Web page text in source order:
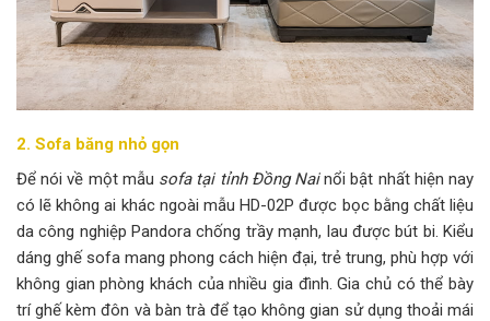
2. Sofa băng nhỏ gọn
Để nói về một mẫu sofa tại tỉnh Đồng Nainổi bật nhất hiện nay
có lẽ không ai khác ngoài mẫu HD-02P được bọc bằng chất liệu
da công nghiệp Pandora chống trầy mạnh, lau được bút bi. Kiểu
dáng ghế sofa mang phong cách hiện đại, trẻ trung, phù hợp với
không gian phòng khách của nhiều gia đình. Gia chủ có thể bày
trí ghế kèm đôn và bàn trà để tạo không gian sử dụng thoải mái